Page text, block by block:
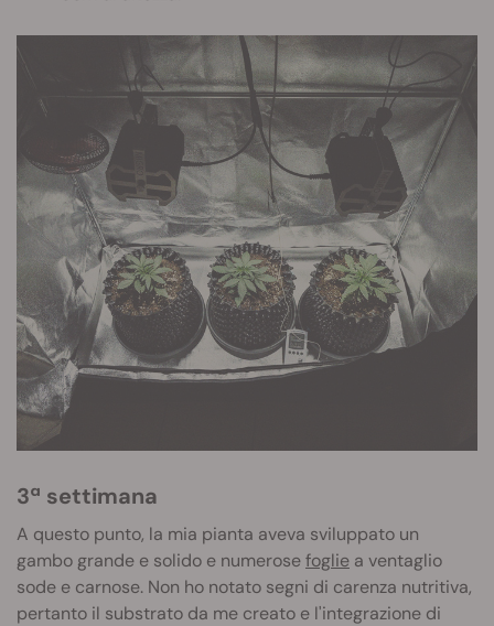
3ª settimana
A questo punto, la mia pianta aveva sviluppato un
gambo grande e solido e numerosefoglie a ventaglio
sode e carnose. Non ho notato segni di carenza nutritiva,
pertanto il substrato da me creato e l'integrazione di